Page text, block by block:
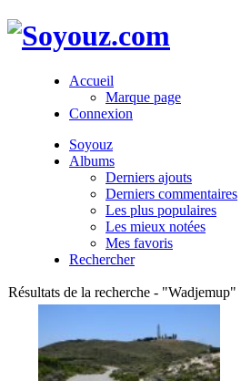
Accueil
Marque page
Connexion
Soyouz
Albums
Derniers ajouts
Derniers commentaires
Les plus populaires
Les mieux notées
Mes favoris
Rechercher
Résultats de la recherche - "Wadjemup"